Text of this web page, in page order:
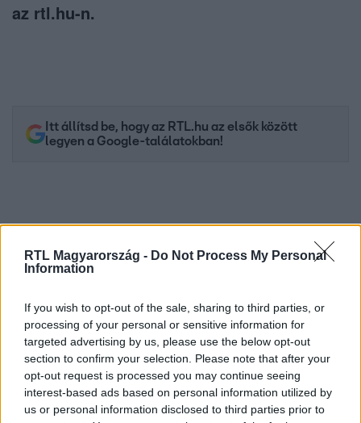
RTL Magyarország - Do Not Process My Personal
Information
If you wish to opt-out of the sale, sharing to third parties, or
processing of your personal or sensitive information for
targeted advertising by us, please use the below opt-out
section to confirm your selection. Please note that after your
opt-out request is processed you may continue seeing
interest-based ads based on personal information utilized by
us or personal information disclosed to third parties prior to
az rtl.hu-n.
Itt állítsd be, hogy az RTL.hu az elsők között
legyen a Google-találatokban!
Kövess minket, és értesülj a friss hírekről a
Facebookon is!
Követem